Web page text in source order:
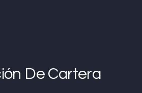
De Cartera